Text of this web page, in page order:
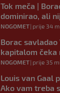
Tok meča |
dominirao, ali
NOGOMET| prije 34
Borac savladao
kapitalom čeka
NOGOMET| prije 35
Louis van Gaal
Ako vam treba